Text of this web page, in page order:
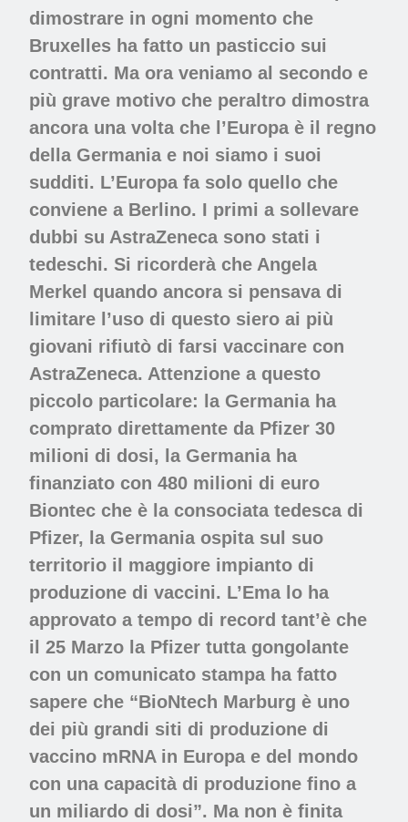
dimostrare in ogni momento che
Bruxelles ha fatto un pasticcio sui
contratti. Ma ora veniamo al secondo e
più grave motivo che peraltro dimostra
ancora una volta che l’Europa è il regno
della Germania e noi siamo i suoi
sudditi. L’Europa fa solo quello che
conviene a Berlino. I primi a sollevare
dubbi su AstraZeneca sono stati i
tedeschi. Si ricorderà che Angela
Merkel quando ancora si pensava di
limitare l’uso di questo siero ai più
giovani rifiutò di farsi vaccinare con
AstraZeneca. Attenzione a questo
piccolo particolare: la Germania ha
comprato direttamente da Pfizer 30
milioni di dosi, la Germania ha
finanziato con 480 milioni di euro
Biontec che è la consociata tedesca di
Pfizer, la Germania ospita sul suo
territorio il maggiore impianto di
produzione di vaccini. L’Ema lo ha
approvato a tempo di record tant’è che
il 25 Marzo la Pfizer tutta gongolante
con un comunicato stampa ha fatto
sapere che “BioNtech Marburg è uno
dei più grandi siti di produzione di
vaccino mRNA in Europa e del mondo
con una capacità di produzione fino a
un miliardo di dosi”. Ma non è finita